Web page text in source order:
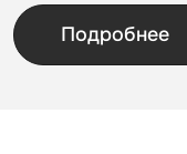
Подробнее